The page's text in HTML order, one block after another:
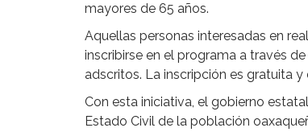
mayores de 65 años.
Aquellas personas interesadas en
inscribirse en el programa a través
adscritos. La inscripción es gratuita
Con esta iniciativa, el gobierno
Estado Civil de la población